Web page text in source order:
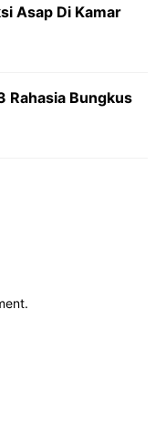
Asap Di Kamar
Rahasia Bungkus